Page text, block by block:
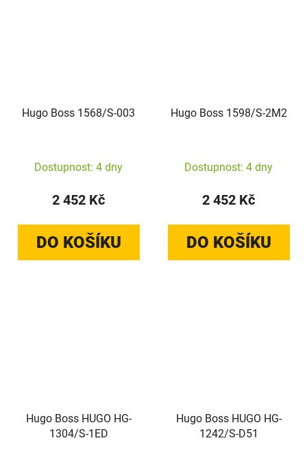
Hugo Boss 1568/S-003
Dostupnost: 4 dny
2 452 Kč
DO KOŠÍKU
Hugo Boss 1598/S-2M2
Dostupnost: 4 dny
2 452 Kč
DO KOŠÍKU
Hugo Boss HUGO HG-
1304/S-1ED
Hugo Boss HUGO HG-
1242/S-D51